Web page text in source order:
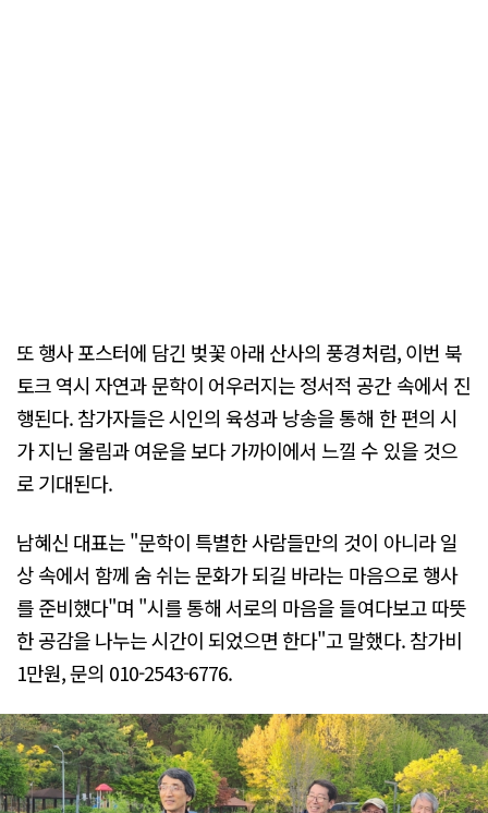
또 행사 포스터에 담긴 벚꽃 아래 산사의 풍경처럼, 이번 북
토크 역시 자연과 문학이 어우러지는 정서적 공간 속에서 진
행된다. 참가자들은 시인의 육성과 낭송을 통해 한 편의 시
가 지닌 울림과 여운을 보다 가까이에서 느낄 수 있을 것으
로 기대된다.
남혜신 대표는 "문학이 특별한 사람들만의 것이 아니라 일
상 속에서 함께 숨 쉬는 문화가 되길 바라는 마음으로 행사
를 준비했다"며 "시를 통해 서로의 마음을 들여다보고 따뜻
한 공감을 나누는 시간이 되었으면 한다"고 말했다. 참가비
1만원, 문의 010-2543-6776.